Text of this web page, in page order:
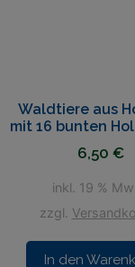
Waldtiere aus
mit 16 bunten
6,50 €
inkl. 19 %
zzgl.
In den